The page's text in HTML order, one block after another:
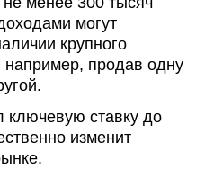
могут
крупного
например, продав одну
ключевую ставку до
изменит